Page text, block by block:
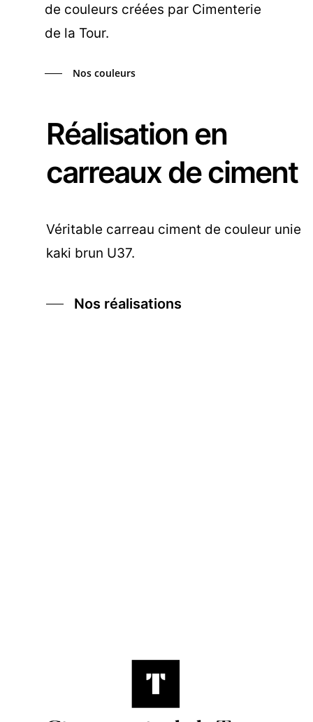
de couleurs créées par Cimenterie
de la Tour.
Nos couleurs
Réalisation en
carreaux de ciment
Véritable carreau ciment de couleur unie
kaki brun U37.
Nos réalisations